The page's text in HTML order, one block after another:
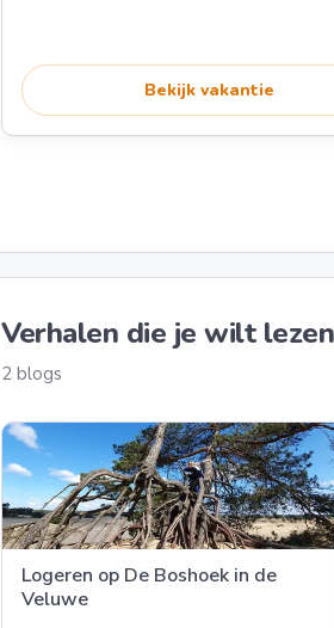
Bekijk vakantie
Verhalen die je wilt lezen
2 blogs
Logeren op De Boshoek in de
Veluwe